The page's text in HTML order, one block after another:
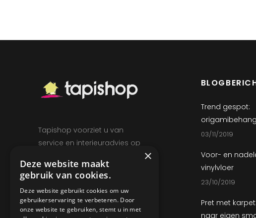
Tapishop voorziet u van
service en interieuradvies op
huis opnieuw te decoreren
of bent u op zoek naar
enkele elementen dat uw
huis een nieuwe touch
Trend gespot:
03/11/2019
Voor- en
vinylvloer
23/10/2019
Pret met
naar eigen
×
Deze website maakt
gebruik van cookies.
Deze website gebruikt cookies om uw
gebruikerservaring te verbeteren. Door
onze website te gebruiken, stemt u in met